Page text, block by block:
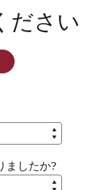
ださい
ましたか?
ましたか?